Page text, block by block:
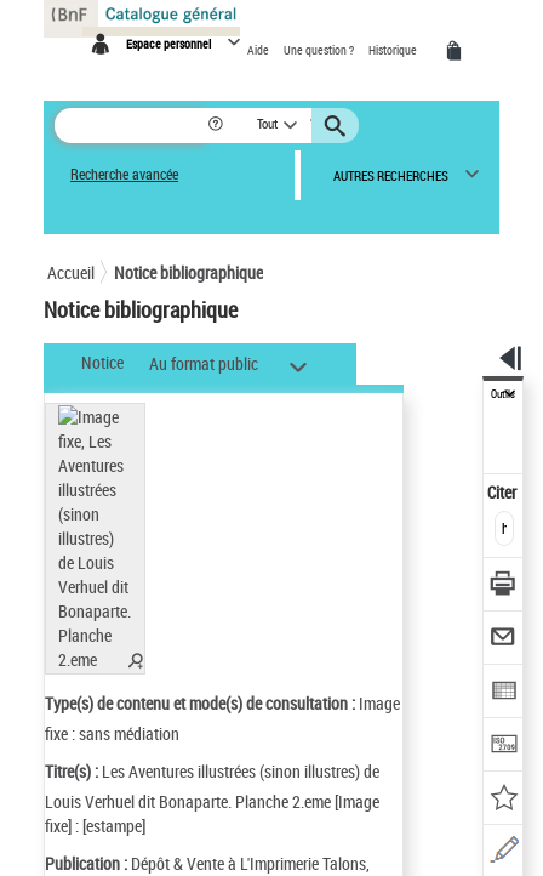
Espace personnel Aide Une question ? Historique
Tout
Recherche avancée AUTRES RECHERCHES
Accueil Notice bibliographique
Notice bibliographique
Notice Au format public
Type(s) de contenu et mode(s) de consultation : Image
fixe : sans médiation
Titre(s) : Les Aventures illustrées (sinon illustres) de
Louis Verhuel dit Bonaparte. Planche 2.eme [Image
fixe] : [estampe]
Publication : Dépôt & Vente à L'Imprimerie Talons,
Outils
Citer
Panneau de gestion des cookies